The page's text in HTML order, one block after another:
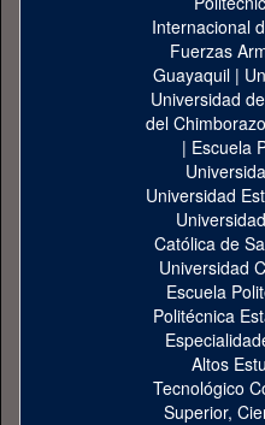
Internacional
Fuerzas
Guayaquil|
Universidad
del Chimborazo
| Escuela
Universidad
Católica de
Universidad
Escuela
Politécnica
Altos
Tecnológico
Superior,